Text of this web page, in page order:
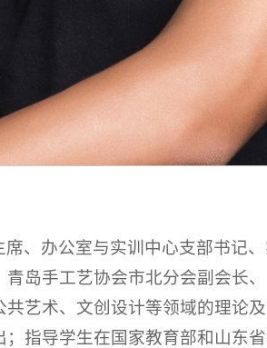
、办公室与实训中心支部书记
岛手工艺协会市北分会副会长
艺术、文创设计等领域的理论
指导学生在国家教育部和山东